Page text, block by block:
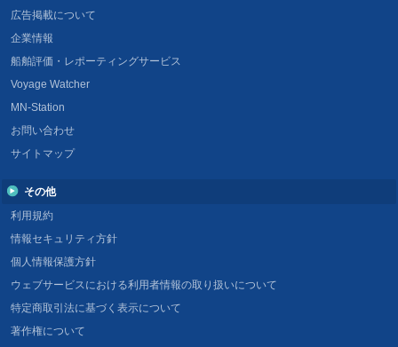
広告掲載について
企業情報
船舶評価・レポーティングサービス
Voyage Watcher
MN-Station
お問い合わせ
サイトマップ
その他
利用規約
情報セキュリティ方針
個人情報保護方針
ウェブサービスにおける利用者情報の取り扱いについて
特定商取引法に基づく表示について
著作権について